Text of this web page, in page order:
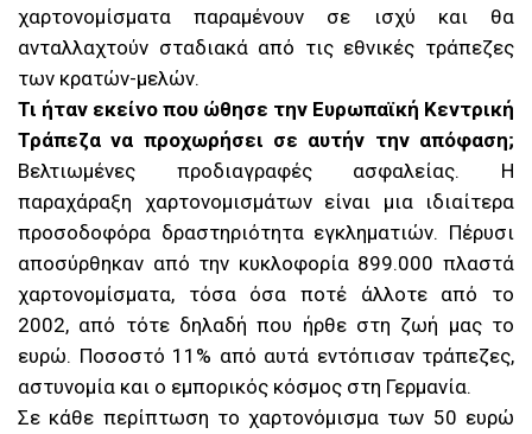
χαρτονομίσματα παραμένουν σε ισχύ και θα
ανταλλαχτούν σταδιακά από τις εθνικές τράπεζες
των κρατών-μελών.
Τι ήταν εκείνο που ώθησε την Ευρωπαϊκή Κεντρική
Τράπεζα να προχωρήσει σε αυτήν την απόφαση;
Βελτιωμένες προδιαγραφές ασφαλείας. Η
παραχάραξη χαρτονομισμάτων είναι μια ιδιαίτερα
προσοδοφόρα δραστηριότητα εγκληματιών. Πέρυσι
αποσύρθηκαν από την κυκλοφορία 899.000 πλαστά
χαρτονομίσματα, τόσα όσα ποτέ άλλοτε από το
2002, από τότε δηλαδή που ήρθε στη ζωή μας το
ευρώ. Ποσοστό 11% από αυτά εντόπισαν τράπεζες,
αστυνομία και ο εμπορικός κόσμος στη Γερμανία.
Σε κάθε περίπτωση το χαρτονόμισμα των 50 ευρώ